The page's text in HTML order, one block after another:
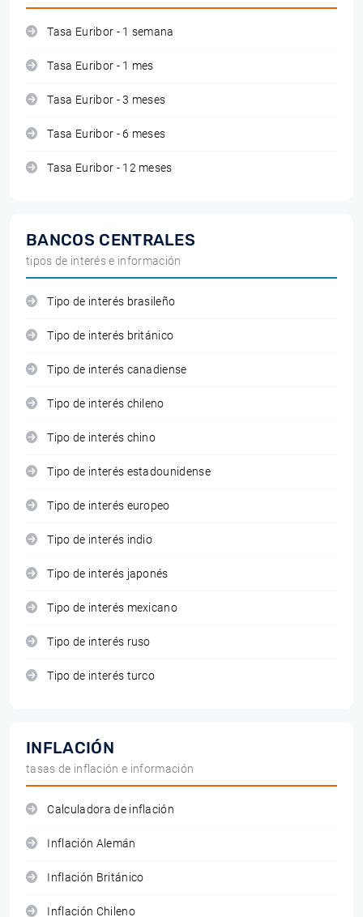
Tasa Euribor - 1 semana
Tasa Euribor - 1 mes
Tasa Euribor - 3 meses
Tasa Euribor - 6 meses
Tasa Euribor - 12 meses
BANCOS CENTRALES
tipos de interés e información
Tipo de interés brasileño
Tipo de interés británico
Tipo de interés canadiense
Tipo de interés chileno
Tipo de interés chino
Tipo de interés estadounidense
Tipo de interés europeo
Tipo de interés indio
Tipo de interés japonés
Tipo de interés mexicano
Tipo de interés ruso
Tipo de interés turco
INFLACIÓN
tasas de inflación e información
Calculadora de inflación
Inflación Alemán
Inflación Británico
Inflación Chileno